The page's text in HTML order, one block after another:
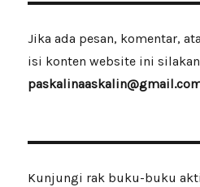
Jika ada pesan, komentar,
isi konten website ini
Kunjungi rak buku-buku